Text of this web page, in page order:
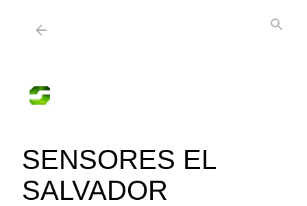
Ir al contenido principal
SENSORES EL
SALVADOR